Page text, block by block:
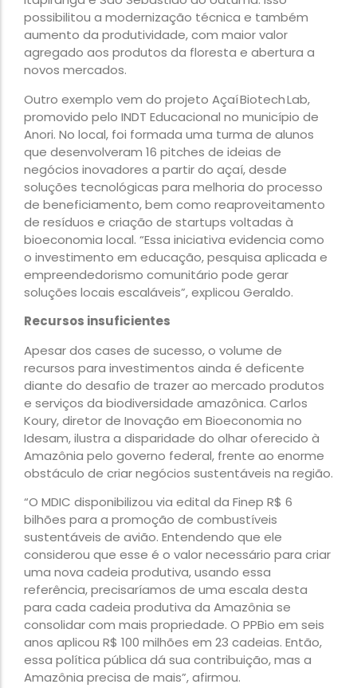
possibilitou a modernização técnica e também
aumento da produtividade, com maior valor
agregado aos produtos da floresta e abertura a
novos mercados.
Outro exemplo vem do projeto Açaí Biotech Lab,
promovido pelo INDT Educacional no município de
Anori. No local, foi formada uma turma de alunos
que desenvolveram 16 pitches de ideias de
negócios inovadores a partir do açaí, desde
soluções tecnológicas para melhoria do processo
de beneficiamento, bem como reaproveitamento
de resíduos e criação de startups voltadas à
bioeconomia local. “Essa iniciativa evidencia como
o investimento em educação, pesquisa aplicada e
empreendedorismo comunitário pode gerar
soluções locais escaláveis”, explicou Geraldo.
Recursos insuficientes
Apesar dos cases de sucesso, o volume de
recursos para investimentos ainda é deficente
diante do desafio de trazer ao mercado produtos
e serviços da biodiversidade amazônica. Carlos
Koury, diretor de Inovação em Bioeconomia no
Idesam, ilustra a disparidade do olhar oferecido à
Amazônia pelo governo federal, frente ao enorme
obstáculo de criar negócios sustentáveis na região.
“O MDIC disponibilizou via edital da Finep R$ 6
bilhões para a promoção de combustíveis
sustentáveis de avião. Entendendo que ele
considerou que esse é o valor necessário para criar
uma nova cadeia produtiva, usando essa
referência, precisaríamos de uma escala desta
para cada cadeia produtiva da Amazônia se
consolidar com mais propriedade. O PPBio em seis
anos aplicou R$ 100 milhões em 23 cadeias. Então,
essa política pública dá sua contribuição, mas a
Amazônia precisa de mais”, afirmou.